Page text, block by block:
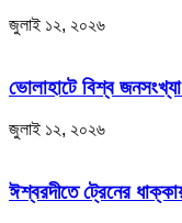
জুলাই ১২, ২০২৬
ভোলাহাটে বিশ্ব
জুলাই ১২, ২০২৬
ঈশ্বরদীতে ট্রেনের